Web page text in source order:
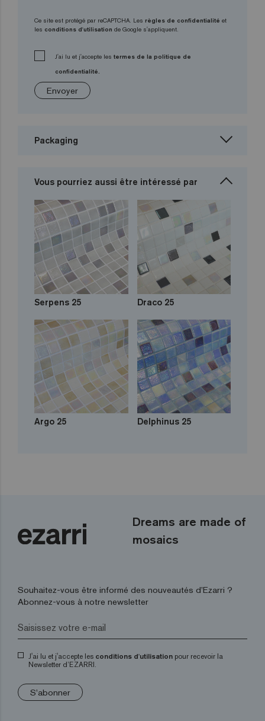
Ce site est protégé par reCAPTCHA. Les règles de confidentialité et
les conditions d'utilisation de Google s'appliquent.
J'ai lu et j'accepte les termes de la politique de
confidentialité.
Envoyer
Packaging
Vous pourriez aussi être intéressé par
Serpens 25 Draco 25
Argo 25 Delphinus 25
Dreams are made of
mosaics
Souhaitez-vous être informé des nouveautés d’Ezarri ?
Abonnez-vous à notre newsletter
J'ai lu et j'accepte les conditions d'utilisation pour recevoir la
Newsletter d’EZARRI.
S'abonner